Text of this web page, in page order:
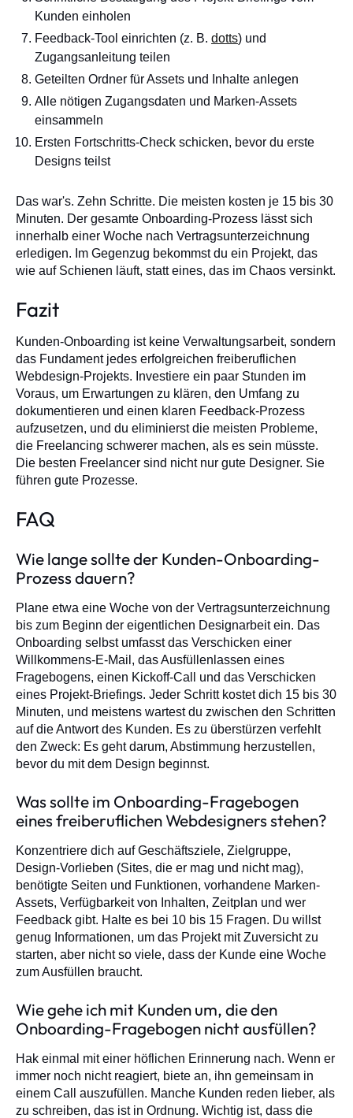
Kunden einholen
Feedback-Tool einrichten (z. B. dotts) und
Zugangsanleitung teilen
Geteilten Ordner für Assets und Inhalte anlegen
Alle nötigen Zugangsdaten und Marken-Assets
einsammeln
Ersten Fortschritts-Check schicken, bevor du erste
Designs teilst
Das war's. Zehn Schritte. Die meisten kosten je 15 bis 30
Minuten. Der gesamte Onboarding-Prozess lässt sich
innerhalb einer Woche nach Vertragsunterzeichnung
erledigen. Im Gegenzug bekommst du ein Projekt, das
wie auf Schienen läuft, statt eines, das im Chaos versinkt.
Fazit
Kunden-Onboarding ist keine Verwaltungsarbeit, sondern
das Fundament jedes erfolgreichen freiberuflichen
Webdesign-Projekts. Investiere ein paar Stunden im
Voraus, um Erwartungen zu klären, den Umfang zu
dokumentieren und einen klaren Feedback-Prozess
aufzusetzen, und du eliminierst die meisten Probleme,
die Freelancing schwerer machen, als es sein müsste.
Die besten Freelancer sind nicht nur gute Designer. Sie
führen gute Prozesse.
FAQ
Wie lange sollte der Kunden-Onboarding-
Prozess dauern?
Plane etwa eine Woche von der Vertragsunterzeichnung
bis zum Beginn der eigentlichen Designarbeit ein. Das
Onboarding selbst umfasst das Verschicken einer
Willkommens-E-Mail, das Ausfüllenlassen eines
Fragebogens, einen Kickoff-Call und das Verschicken
eines Projekt-Briefings. Jeder Schritt kostet dich 15 bis 30
Minuten, und meistens wartest du zwischen den Schritten
auf die Antwort des Kunden. Es zu überstürzen verfehlt
den Zweck: Es geht darum, Abstimmung herzustellen,
bevor du mit dem Design beginnst.
Was sollte im Onboarding-Fragebogen
eines freiberuflichen Webdesigners stehen?
Konzentriere dich auf Geschäftsziele, Zielgruppe,
Design-Vorlieben (Sites, die er mag und nicht mag),
benötigte Seiten und Funktionen, vorhandene Marken-
Assets, Verfügbarkeit von Inhalten, Zeitplan und wer
Feedback gibt. Halte es bei 10 bis 15 Fragen. Du willst
genug Informationen, um das Projekt mit Zuversicht zu
starten, aber nicht so viele, dass der Kunde eine Woche
zum Ausfüllen braucht.
Wie gehe ich mit Kunden um, die den
Onboarding-Fragebogen nicht ausfüllen?
Hak einmal mit einer höflichen Erinnerung nach. Wenn er
immer noch nicht reagiert, biete an, ihn gemeinsam in
einem Call auszufüllen. Manche Kunden reden lieber, als
zu schreiben, das ist in Ordnung. Wichtig ist, dass die